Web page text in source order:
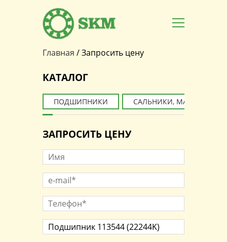
Главная /Запросить цену
КАТАЛОГ
ПОДШИПНИКИ САЛЬНИКИ, МАНЖЕТЫ
ЗАПРОСИТЬ ЦЕНУ
Имя
e-mail**
Телефон**
Наименование товара